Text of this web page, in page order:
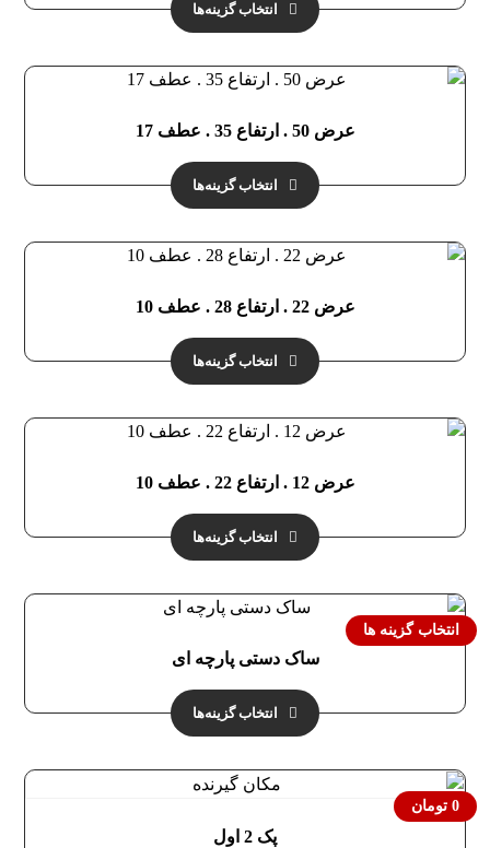
انتخاب گزینه‌ها
عرض 50 . ارتفاع 35 . عطف 17
انتخاب گزینه‌ها
عرض 22 . ارتفاع 28 . عطف 10
انتخاب گزینه‌ها
عرض 12 . ارتفاع 22 . عطف 10
انتخاب گزینه‌ها
ساک دستی پارچه ای
انتخاب گزینه ها
انتخاب گزینه‌ها
پک 2 اول
0 تومان